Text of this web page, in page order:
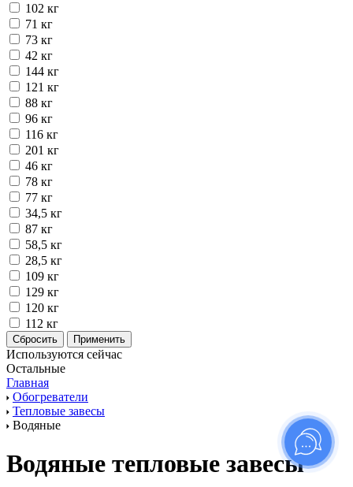
102 кг
71 кг
73 кг
42 кг
144 кг
121 кг
88 кг
96 кг
116 кг
201 кг
46 кг
78 кг
77 кг
34,5 кг
87 кг
58,5 кг
28,5 кг
109 кг
129 кг
120 кг
112 кг
Используются сейчас
Остальные
Главная
Обогреватели
Тепловые завесы
Водяные
Водяные тепловые завесы